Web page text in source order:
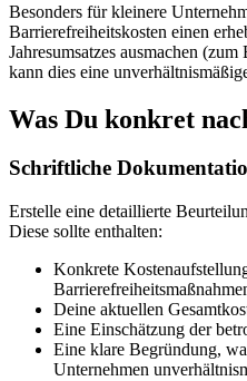
Besonders für kleinere
Barrierefreiheitskosten einen
Jahresumsatzes ausmachen
kann dies eine
Was Du konkret
Schriftliche
Erstelle eine detaillierte
Diese sollte enthalten:
Konkrete
Deine aktuellen
Eine Einschätzung der
Eine klare Begründung,
Unternehmen